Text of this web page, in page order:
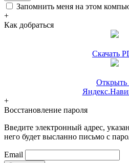
Запомнить меня на этом
+
Как добраться
Скачать
Открыть
+
Восстановление пароля
Введите электронный адрес,
него будет высланно письмо с
Email